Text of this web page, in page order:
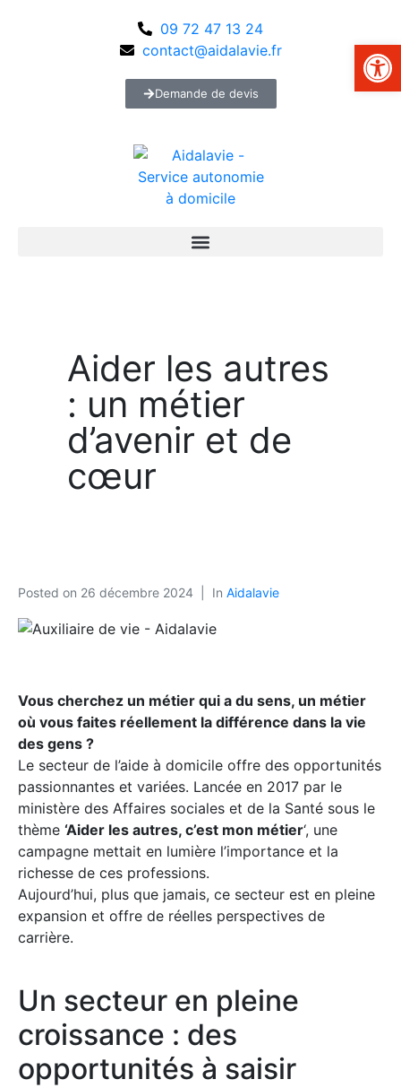
09 72 47 13 24
contact@aidalavie.fr
Demande de devis
Aider les autres
: un métier
d’avenir et de
cœur
Posted on 26 décembre 2024 In Aidalavie
Vous cherchez un métier qui a du sens, un métier
où vous faites réellement la différence dans la vie
des gens ?
Le secteur de l’aide à domicile offre des opportunités
passionnantes et variées. Lancée en 2017 par le
ministère des Affaires sociales et de la Santé sous le
thème ‘Aider les autres, c’est mon métier‘, une
campagne mettait en lumière l’importance et la
richesse de ces professions.
Aujourd’hui, plus que jamais, ce secteur est en pleine
expansion et offre de réelles perspectives de
carrière.
Un secteur en pleine
croissance : des
opportunités à saisir
Ouvrir